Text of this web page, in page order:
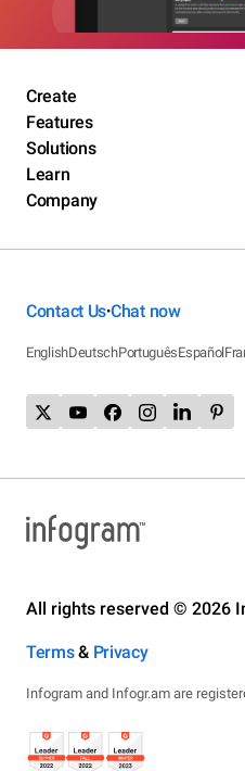
Create
Features
Solutions
Learn
Company
Contact Us•Chat now
EnglishDeutschPortuguêsEspañol
All rights reserved © 2026
Terms& Privacy
Infogram and Infogr.am are